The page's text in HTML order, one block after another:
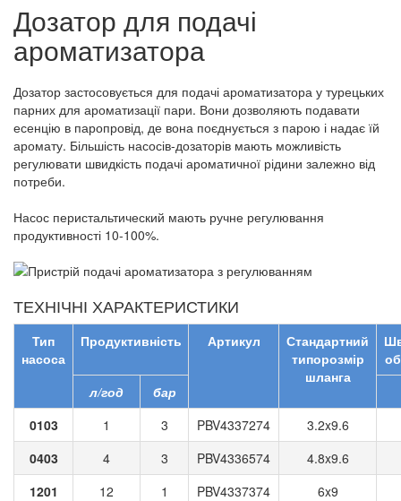
Дозатор для подачі
ароматизатора
Дозатор застосовується для подачі ароматизатора у турецьких
парних для ароматизації пари. Вони дозволяють подавати
есенцію в паропровід, де вона поєднується з парою і надає їй
аромату. Більшість насосів-дозаторів мають можливість
регулювати швидкість подачі ароматичної рідини залежно від
потреби.
Насос перистальтический мають ручне регулювання
продуктивності 10-100%.
ТЕХНІЧНІ ХАРАКТЕРИСТИКИ
Тип
насоса
Продуктивність Артикул
Стандартний
типорозмір
шланга
л/год
бар
0103
1 3 PBV4337274
3.2x9.6
0403
4 3 PBV4336574
4.8x9.6
1201
12 1 PBV4337374
6x9